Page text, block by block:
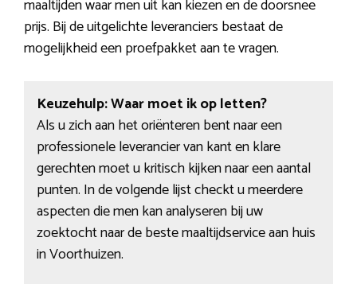
maaltijden waar men uit kan kiezen en de doorsnee
prijs. Bij de uitgelichte leveranciers bestaat de
mogelijkheid een proefpakket aan te vragen.
Keuzehulp: Waar moet ik op letten?
Als u zich aan het oriënteren bent naar een
professionele leverancier van kant en klare
gerechten moet u kritisch kijken naar een aantal
punten. In de volgende lijst checkt u meerdere
aspecten die men kan analyseren bij uw
zoektocht naar de beste maaltijdservice aan huis
in Voorthuizen.